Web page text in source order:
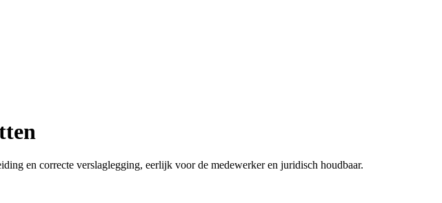
en correcte verslaglegging, eerlijk voor de medewerker en juridisch houdbaar.